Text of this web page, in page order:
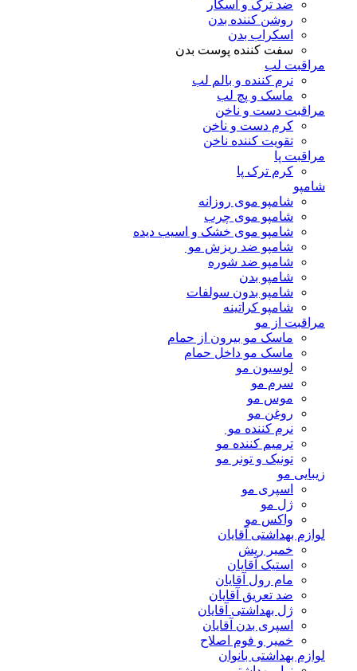
ضد ترک و اسکار
روشن کننده بدن
اسکراب بدن
سفت کننده پوست بدن
مراقبت لب
نرم کننده و بالم لب
ماسک و پچ لب
مراقبت دست و ناخن
کرم دست و ناخن
تقویت کننده ناخن
مراقبت پا
کرم ترک پا
شامپو
شامپو موی روزانه
شامپو موی چرب
شامپو موی خشک و اسیب دیده
شامپو ضد ریزش مو
شامپو ضد شوره
شامپو بدن
شامپو بدون سولفات
شامپو کراتینه
مراقبت از مو
ماسک مو بیرون از حمام
ماسک مو داخل حمام
لوسیون مو
سرم مو
موس مو
روغن مو
نرم کننده مو
ترمیم کننده مو
تونیک و تونر مو
زیبایی مو
اسپری مو
ژل مو
واکس مو
لوازم بهداشتی آقایان
خمیر ریش
استیک آقایان
مام رول آقایان
ضد تعریق آقایان
ژل بهداشتی آقایان
اسپری بدن آقایان
خمیر و فوم اصلاح
لوازم بهداشتی بانوان